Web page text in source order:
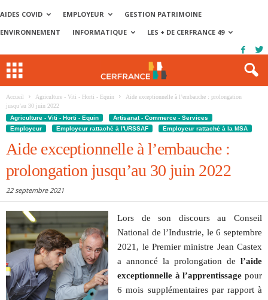
AIDES COVID EMPLOYEUR
GESTION PATRIMOINE
ENVIRONNEMENT
INFORMATIQUE LES + DE CERFRANCE 49
Accueil Agriculture - Viti - Horti - Equin
Aide exceptionnelle à l’embauche : prolongation
jusqu’au 30 juin 2022
Agriculture - Viti - Horti - Equin
Artisanat - Commerce - Services
Employeur
Employeur rattaché à l'URSSAF Employeur rattaché à la MSA
Aide exceptionnelle à l’embauche :
prolongation jusqu’au 30 juin 2022
22 septembre 2021
Lors de son discours au Conseil
National de l’Industrie, le 6 septembre
2021, le Premier ministre Jean Castex
a annoncé la prolongation de l’aide
exceptionnelle à l’apprentissage pour
6 mois supplémentaires par rapport à